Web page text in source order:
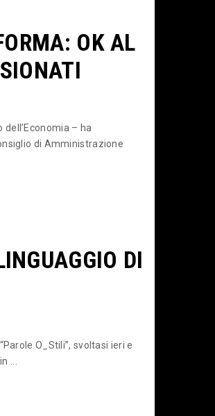
OK AL
– ha
di Amministrazione
DI
O_Stili”, svoltasi ieri e
...